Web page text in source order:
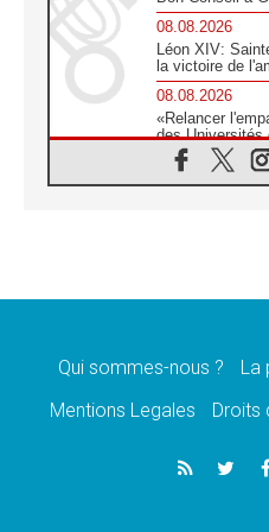
08.08.2026
Léon XIV:
la victoire de
08.08.2026
«Relancer
des Universités
08.08.2026
Signis 2026,
07.08.2026
07.08.2026
de
«La paix
le cardinal Parolin
Qui sommes-nous ? La
Mentions Legales
Droits